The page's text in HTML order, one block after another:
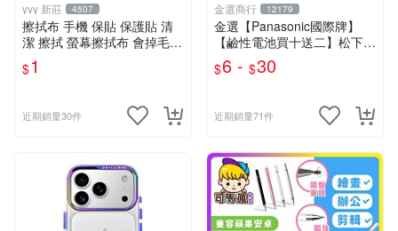
yvy 新莊 4507
擦拭布 手機 保貼 保護貼 清
潔 擦拭 螢幕擦拭布 會掉毛
貼膜 保護膜 8cm*6cm
$1
近期銷量30件
金選商行 12179
金選【Panasonic國際牌】
【鹼性電池買十送二】松下鈦
元素EVOLTA ALKALINE 3號
電池 4號電池 鈕扣
$6 - $30
近期銷量71件